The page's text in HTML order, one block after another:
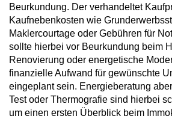
Beurkundung. Der verhandeltet
Kaufnebenkosten wie
Maklercourtage oder Gebühren für
sollte hierbei vor Beurkundung beim
Renovierung oder energetische
finanzielle Aufwand für gewünschte
eingeplant sein. Energieberatung
Test oder Thermografie sind hierbei
um einen ersten Überblick beim